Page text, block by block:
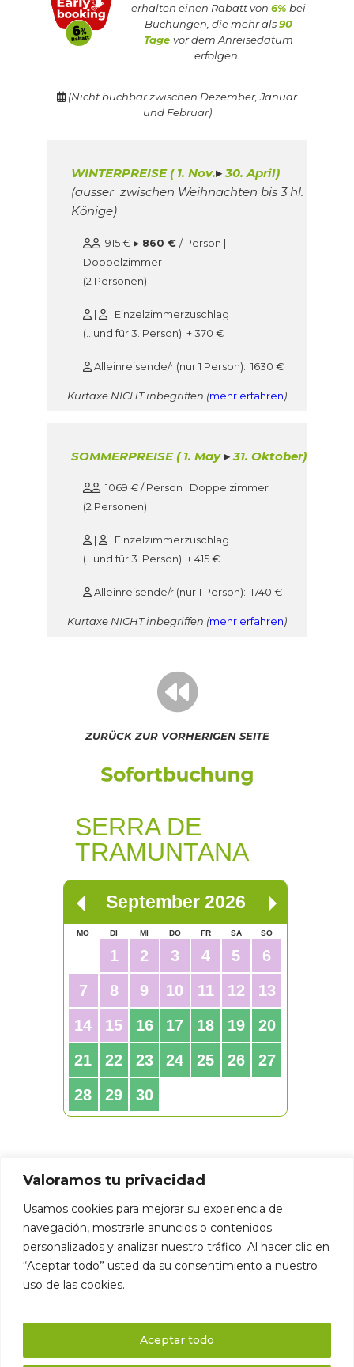
Valoramos tu privacidad
Usamos cookies para mejorar su experiencia de
navegación, mostrarle anuncios o contenidos
personalizados y analizar nuestro tráfico. Al hacer clic en
“Aceptar todo” usted da su consentimiento a nuestro
uso de las cookies.
Aceptar todo
erhalten einen Rabatt von 6% bei
Buchungen, die mehr als90
Tage vor dem Anreisedatum
erfolgen.
(Nicht buchbar zwischen Dezember, Januar
und Februar)
WINTERPREISE ( 1. Nov.▸30. April)
(ausser zwischen Weihnachten bis 3 hl.
Könige)
915€▸ 860 € / Person |
Doppelzimmer
(2 Personen)
|
Einzelzimmerzuschlag
(…und für 3. Person): + 370 €
Alleinreisende/r (nur 1 Person): 1630 €
Kurtaxe NICHT inbegriffen (mehr erfahren)
SOMMERPREISE ( 1. May▸31. Oktober)
1069 € / Person | Doppelzimmer
(2 Personen)
|
Einzelzimmerzuschlag
(…und für 3. Person): + 415 €
Alleinreisende/r (nur 1 Person): 1740 €
Kurtaxe NICHT inbegriffen (mehr erfahren)
ZURÜCK ZUR VORHERIGEN SEITE